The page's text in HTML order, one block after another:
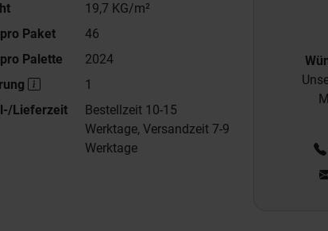
19,7 KG/m²
Paket
46
Palette
2024
1
Lieferzeit
Bestellzeit 10-15
Werktage, Versandzeit 7-9
Werktage